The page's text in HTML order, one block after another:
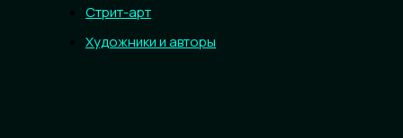
Стрит-арт
Художники и авторы